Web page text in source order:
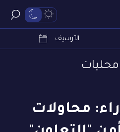
الأرشيف
محليات
محاولات